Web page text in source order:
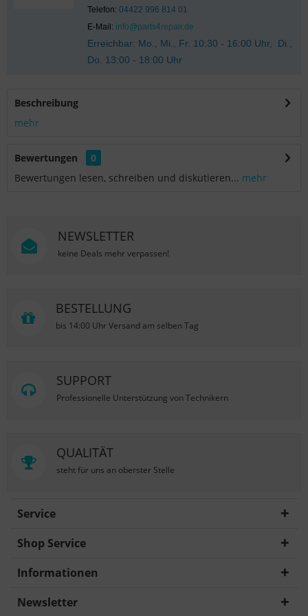
Telefon: 04422 996 814 01
E-Mail: info@parts4repair.de
Erreichbar: Mo., Mi., Fr. 10:30 - 16:00 Uhr, Di.,
Do. 13:00 - 18:00 Uhr
Beschreibung
mehr
Bewertungen
0
Bewertungen lesen, schreiben und diskutieren... mehr
NEWSLETTER
keine Deals mehr verpassen!
BESTELLUNG
bis 14:00 Uhr Versand am selben Tag
SUPPORT
Professionelle Unterstützung von Technikern
QUALITÄT
steht für uns an oberster Stelle
Service
Shop Service
Informationen
Newsletter